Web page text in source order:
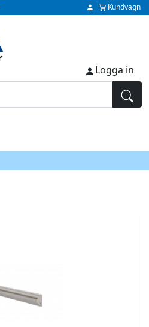
Kundvagn
Logga in